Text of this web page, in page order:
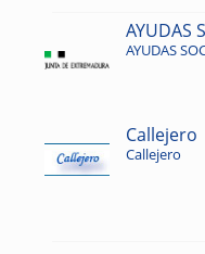
AYUDAS
AYUDAS
Callejero
Callejero